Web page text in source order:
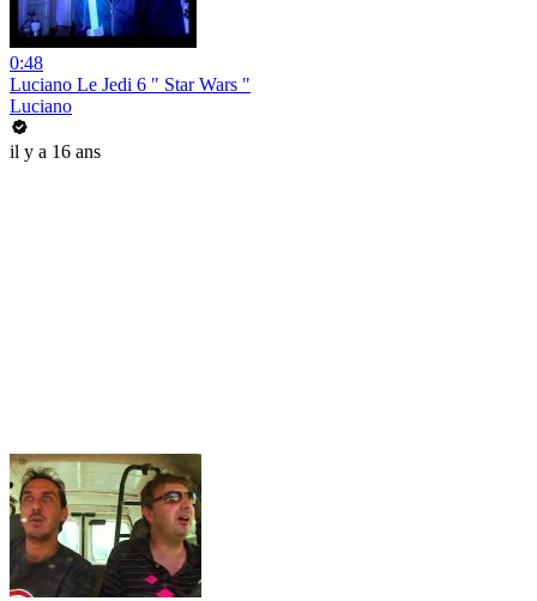
0:48
Luciano Le Jedi 6 " Star Wars "
Luciano
il y a 16 ans